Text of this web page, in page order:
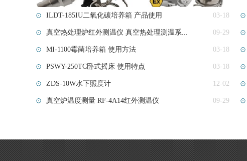
ILDT-185IU二氧化碳培养箱 产品使用 03-18
真空热处理炉红外测温仪 真空热处理测温系... 09-29
MI-1100霉菌培养箱 使用方法 03-18
PSWY-250TC卧式摇床 使用特点 03-18
ZDS-10W水下照度计 12-02
真空炉温度测量 RF-4A14红外测温仪 09-29